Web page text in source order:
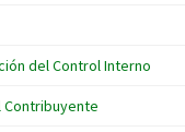
del Control Interno
Contribuyente